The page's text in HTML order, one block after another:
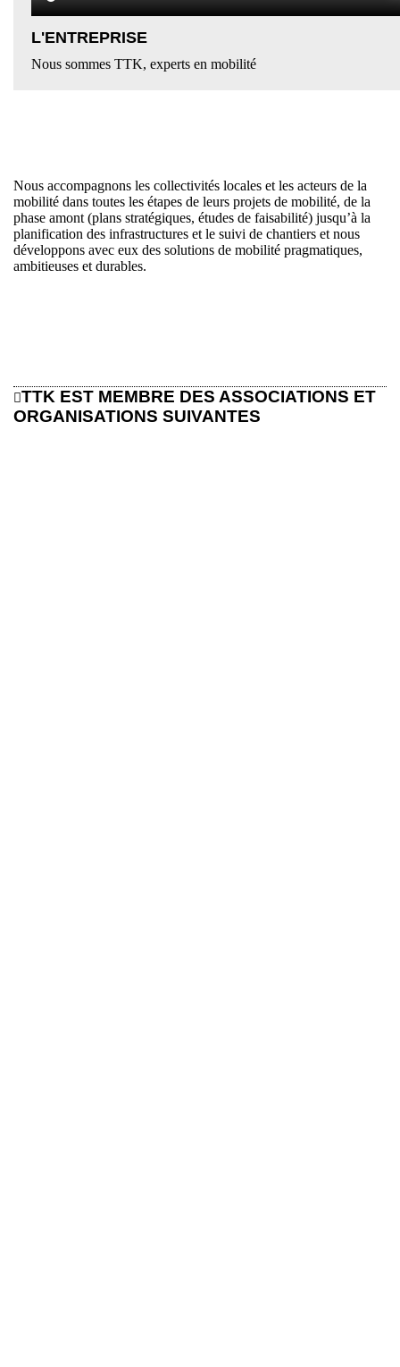
L'ENTREPRISE
Nous sommes TTK, experts en mobilité
Nous accompagnons les collectivités locales et les acteurs de la
mobilité dans toutes les étapes de leurs projets de mobilité, de la
phase amont (plans stratégiques, études de faisabilité) jusqu’à la
planification des infrastructures et le suivi de chantiers et nous
développons avec eux des solutions de mobilité pragmatiques,
ambitieuses et durables.
TTK EST MEMBRE DES ASSOCIATIONS ET
ORGANISATIONS SUIVANTES